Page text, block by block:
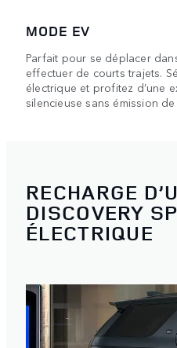
MODE EV
Parfait pour se déplacer
effectuer de courts trajets.
électrique et profitez d’une
silencieuse sans émission
RECHARGE
DISCOVERY
ÉLECTRIQUE